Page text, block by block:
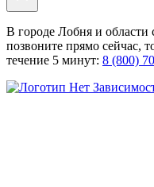
В городе Лобня и области
позвоните прямо сейчас,
течение 5 минут: 8 (800)